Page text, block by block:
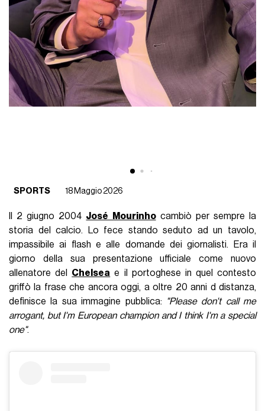
SPORTS 18 Maggio 2026
Il 2 giugno 2004 José Mourinhocambiò per sempre la
storia del calcio. Lo fece stando seduto ad un tavolo,
impassibile ai flash e alle domande dei giornalisti. Era il
giorno della sua presentazione ufficiale come nuovo
allenatore del Chelsea e il portoghese in quel contesto
griffò la frase che ancora oggi, a oltre 20 anni d distanza,
definisce la sua immagine pubblica:
"Please don't call me
arrogant, but I'm European champion and I think I'm a special
one".